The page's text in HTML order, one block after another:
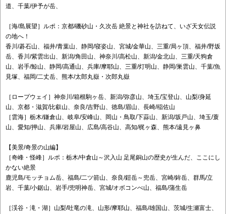
道、千葉/伊予が岳、
［海/島展望］ルポ：京都/磯砂山・久次岳 絶景と神社を訪ねて、いざ天女伝説
の地へ！
香川/碁石山、福井/青葉山、静岡/寝姿山、宮城/金華山、三重/局ヶ頂、福井/野坂
岳、香川/紫雲出山、新潟/角田山、神奈川/高松山、新潟/金北山、三重/天狗倉
山、岩手/鯨山、静岡/高通山、兵庫/摩耶山、三重/灯明山、静岡/巣雲山、千葉/魚
見塚、福岡/二丈岳、熊本/太郎丸嶽・次郎丸嶽
［ロープウェイ］神奈川/箱根駒ヶ岳、新潟/弥彦山、埼玉/宝登山、山梨/身延
山、京都・滋賀/比叡山、奈良/吉野山、徳島/眉山、長崎/稲佐山
［雲海］栃木/鎌倉山、岐阜/安峰山、岡山・鳥取/下蒜山、新潟/坂戸山、埼玉/蓑
山、愛知/押山、兵庫/岩屋山、広島/高谷山、高知/梶ヶ森、熊本/遠見ヶ鼻
【美景/奇景の山編】
［奇峰・怪峰］ルポ：栃木/中倉山～沢入山 足尾銅山の歴史が生んだ、ここにし
かない絶景
鹿児島/モッチョム岳、福島/二ツ箭山、奈良/鎧岳～兜岳、宮崎/鉾岳、群馬/立
岩、千葉/小鋸山、岩手/兜明神岳、宮城/オボコンべ山、福島/蒲生岳
［渓谷・滝・湖］山梨/吐竜の滝、山形/摩耶山、福島/雄国山、茨城/生瀬富士、